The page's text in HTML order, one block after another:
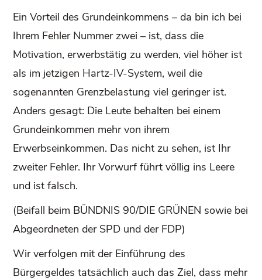
Ein Vorteil des Grundeinkommens – da bin ich bei
Ihrem Fehler Nummer zwei – ist, dass die
Motivation, erwerbstätig zu werden, viel höher ist
als im jetzigen Hartz-IV-System, weil die
sogenannten Grenzbelastung viel geringer ist.
Anders gesagt: Die Leute behalten bei einem
Grundeinkommen mehr von ihrem
Erwerbseinkommen. Das nicht zu sehen, ist Ihr
zweiter Fehler. Ihr Vorwurf führt völlig ins Leere
und ist falsch.
(Beifall beim BÜNDNIS 90/DIE GRÜNEN sowie bei
Abgeordneten der SPD und der FDP)
Wir verfolgen mit der Einführung des
Bürgergeldes tatsächlich auch das Ziel, dass mehr